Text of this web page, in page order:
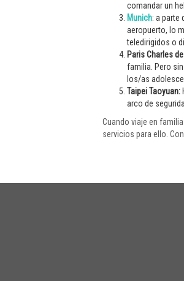
comandar un
Munich: a parte
aeropuerto, lo
teledirigidos o
Paris Charles
familia. Pero
los/as
Taipei Taoyuan:
arco de
Cuando viaje en
servicios para ello.